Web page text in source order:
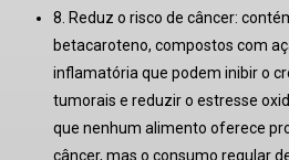
8. Reduz o risco de câncer:
betacaroteno, compostos com
inflamatória que podem inibir o
tumorais e reduzir o estresse
que nenhum alimento oferece
câncer, mas o consumo regular